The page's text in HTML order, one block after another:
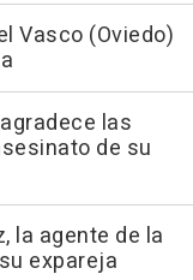
Vasco (Oviedo)
las
de su
la agente de la
expareja